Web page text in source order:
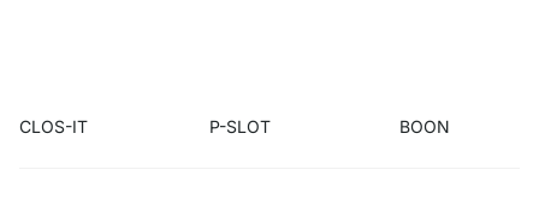
CLOS-IT P-SLOT BOON